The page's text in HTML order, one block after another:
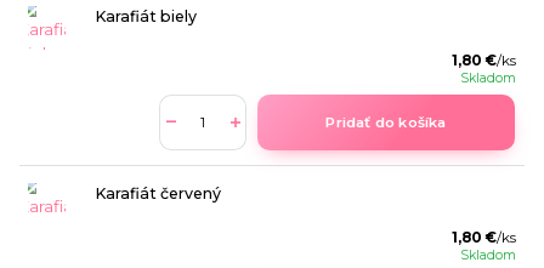
Karafiát biely
1,80 €/ks
Skladom
Pridať do košíka
Karafiát červený
1,80 €/ks
Skladom